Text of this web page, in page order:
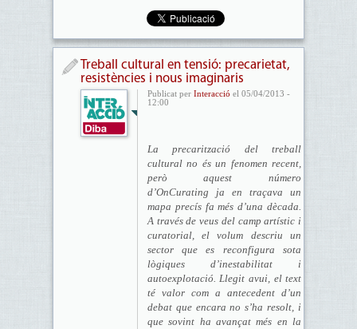
Treball cultural en tensió: precarietat,
resistències i nous imaginaris
Publicat per Interacció el 05/04/2013 -
12:00
La precarització del treball
cultural no és un fenomen recent,
però aquest número
d’OnCurating ja en traçava un
mapa precís fa més d’una dècada.
A través de veus del camp artístic i
curatorial, el volum descriu un
sector que es reconfigura sota
lògiques d’inestabilitat i
autoexplotació. Llegit avui, el text
té valor com a antecedent d’un
debat que encara no s’ha resolt, i
que sovint ha avançat més en la